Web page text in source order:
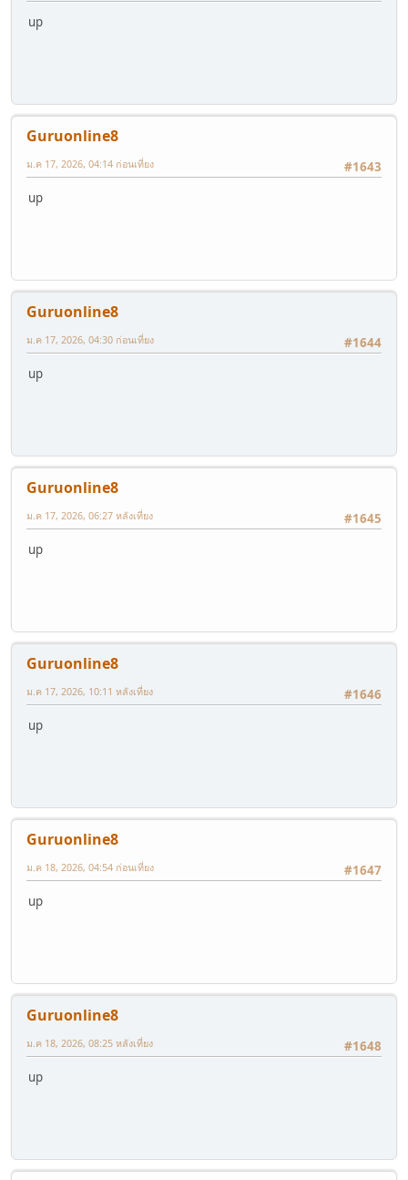
up
Guruonline8
#1643
ม.ค 17, 2026, 04:14 ก่อนเที่ยง
up
Guruonline8
#1644
ม.ค 17, 2026, 04:30 ก่อนเที่ยง
up
Guruonline8
#1645
ม.ค 17, 2026, 06:27 หลังเที่ยง
up
Guruonline8
#1646
ม.ค 17, 2026, 10:11 หลังเที่ยง
up
Guruonline8
#1647
ม.ค 18, 2026, 04:54 ก่อนเที่ยง
up
Guruonline8
#1648
ม.ค 18, 2026, 08:25 หลังเที่ยง
up